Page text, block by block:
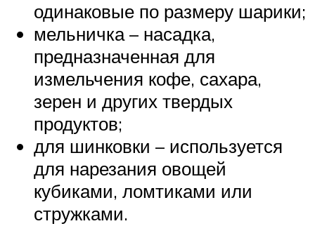
одинаковые по размеру шарики;
мельничка – насадка,
предназначенная для
измельчения кофе, сахара,
зерен и других твердых
продуктов;
для шинковки – используется
для нарезания овощей
кубиками, ломтиками или
стружками.